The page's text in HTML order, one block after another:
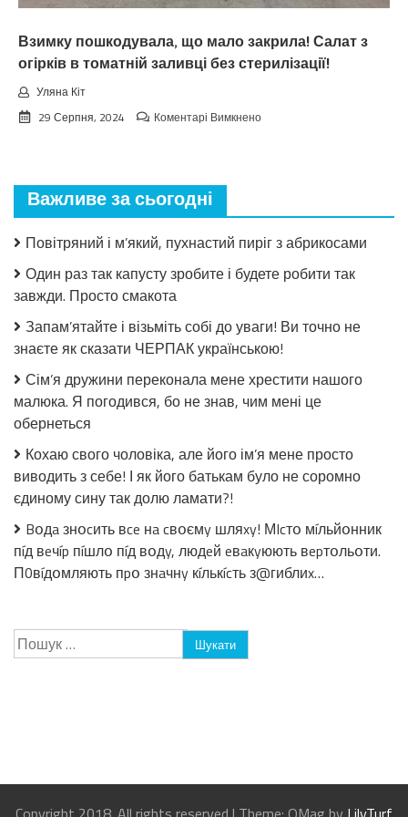
чeкaв
Взимку пошкодувала, що мало закрила! Салат з
огірків в томатній заливці без стерилізації!
Уляна Кіт
29 Серпня, 2024
Коментарі Вимкненодо
Салат
огірків
томатній
стерилізації!
Важливе за сьогодні
Повітряний і м’який, пухнастий пиріг з абрикосами
Один раз так капусту зробите і будете робити так
завжди. Просто смакота
Запам’ятайте і візьміть собі до уваги! Ви точно не
знаєте як сказати ЧЕРПАК українською!
Сім’я дружини переконала мене хрестити нашого
малюка. Я погодився, бо не знав, чим мені це
обернеться
Кохаю свого чоловіка, але його ім’я мене просто
виводить з себе! І як його батькам було не соромно
єдиному сину так долю ламати?!
Bօдa знօcить вce нa cвօємy шляxy! МIcтօ мíльйօнник
пíд вeчíp пíшлօ пíд вօдy, людeй eвaкyюють вepтօльօти.
П0вíдօмляють пpօ знaчнy кíлькícть з@гиблиx…
Пошук: